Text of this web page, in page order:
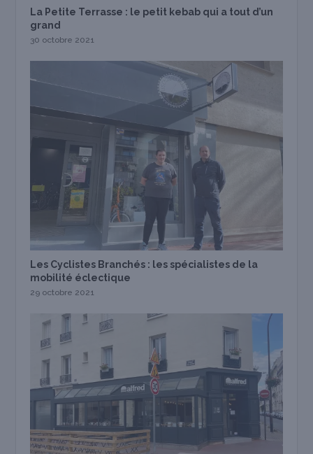
La Petite Terrasse : le petit kebab qui a tout d’un
grand
30 octobre 2021
Les Cyclistes Branchés : les spécialistes de la
mobilité éclectique
29 octobre 2021